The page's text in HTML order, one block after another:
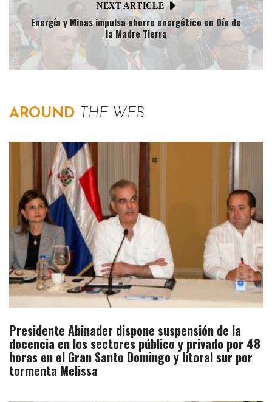
NEXT ARTICLE
Energía y Minas impulsa ahorro energético en Día de
la Madre Tierra
AROUND THE WEB
Presidente Abinader dispone suspensión de la
docencia en los sectores público y privado por 48
horas en el Gran Santo Domingo y litoral sur por
tormenta Melissa